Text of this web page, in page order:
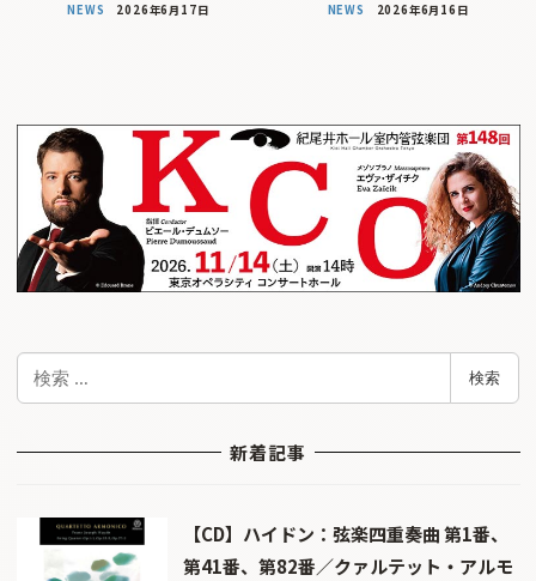
NEWS 2026年6月17日 NEWS 2026年6月16日
検索
新着記事
【CD】ハイドン：弦楽四重奏曲 第1番、
第41番、第82番／クァルテット・アルモ